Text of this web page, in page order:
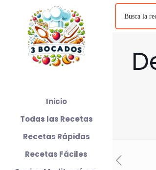
Inicio
Todas las Recetas
Recetas Rápidas
Recetas Fáciles